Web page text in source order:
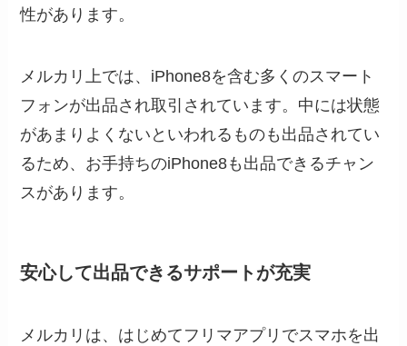
性があります。
メルカリ上では、iPhone8を含む多くのスマート
フォンが出品され取引されています。中には状態
があまりよくないといわれるものも出品されてい
るため、お手持ちのiPhone8も出品できるチャン
スがあります。
安心して出品できるサポートが充実
メルカリは、はじめてフリマアプリでスマホを出